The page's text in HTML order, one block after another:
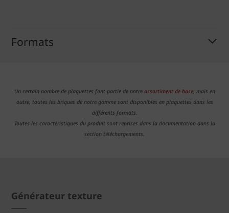
Formats
Un certain nombre de plaquettes font partie de notre assortiment de base, mais en
outre, toutes les briques de notre gamme sont disponibles en plaquettes dans les
différents formats.
Toutes les caractéristiques du produit sont reprises dans la documentation dans la
section téléchargements.
Générateur texture